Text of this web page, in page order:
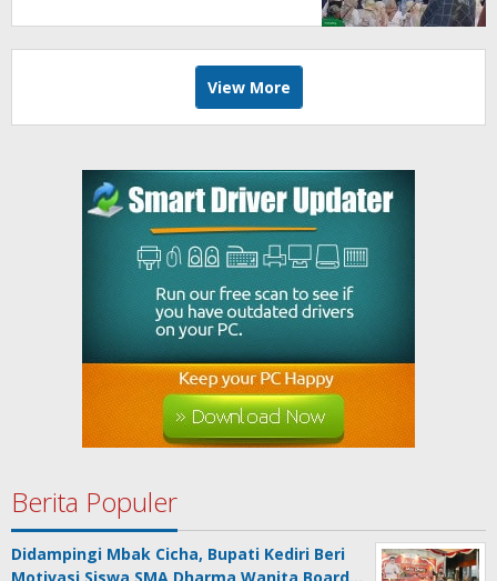
View More
Berita Populer
Didampingi Mbak Cicha, Bupati Kediri Beri